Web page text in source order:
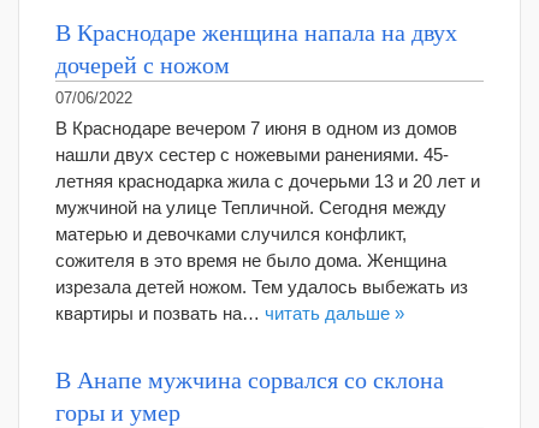
В Краснодаре женщина напала на двух
дочерей с ножом
07/06/2022
В Краснодаре вечером 7 июня в одном из домов
нашли двух сестер с ножевыми ранениями. 45-
летняя краснодарка жила с дочерьми 13 и 20 лет и
мужчиной на улице Тепличной. Сегодня между
матерью и девочками случился конфликт,
сожителя в это время не было дома. Женщина
изрезала детей ножом. Тем удалось выбежать из
квартиры и позвать на… читать дальше »
В Анапе мужчина сорвался со склона
горы и умер